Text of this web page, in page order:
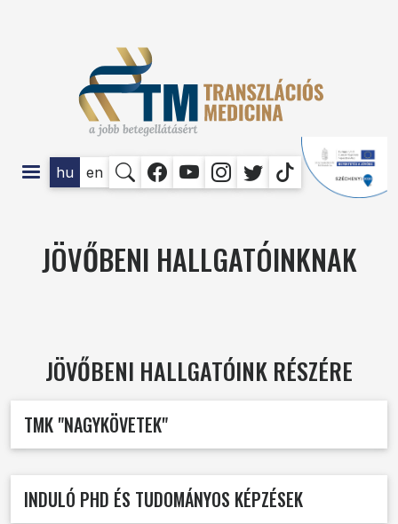
hu en SOCIAL
JÖVŐBENI HALLGATÓINKNAK
JÖVŐBENI HALLGATÓINK RÉSZÉRE
TMK "NAGYKÖVETEK"
INDULÓ PHD ÉS TUDOMÁNYOS KÉPZÉSEK